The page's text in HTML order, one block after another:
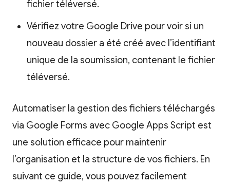
fichier téléversé.
Vérifiez votre Google Drive pour voir si un
nouveau dossier a été créé avec l’identifiant
unique de la soumission, contenant le fichier
téléversé.
Automatiser la gestion des fichiers téléchargés
via Google Forms avec Google Apps Script est
une solution efficace pour maintenir
l’organisation et la structure de vos fichiers. En
suivant ce guide, vous pouvez facilement